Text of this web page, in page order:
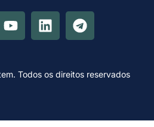
Todos os direitos reservados